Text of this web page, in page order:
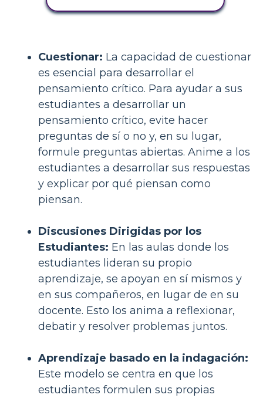
Cuestionar: La capacidad de cuestionar
es esencial para desarrollar el
pensamiento crítico. Para ayudar a sus
estudiantes a desarrollar un
pensamiento crítico, evite hacer
preguntas de sí o no y, en su lugar,
formule preguntas abiertas. Anime a los
estudiantes a desarrollar sus respuestas
y explicar por qué piensan como
piensan.
Discusiones Dirigidas por los
Estudiantes: En las aulas donde los
estudiantes lideran su propio
aprendizaje, se apoyan en sí mismos y
en sus compañeros, en lugar de en su
docente. Esto los anima a reflexionar,
debatir y resolver problemas juntos.
Aprendizaje basado en la indagación:
Este modelo se centra en que los
estudiantes formulen sus propias